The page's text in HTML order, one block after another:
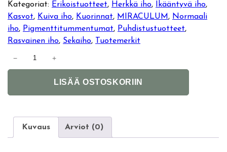
Kategoriat: Erikoistuotteet, Herkkä iho, Ikääntyvä iho
Kasvot, Kuiva iho, Kuorinnat, MIRACULUM , Normaali
iho, Pigmenttitummentumat, Puhdistustuotteet
Rasvainen iho, Sekaiho,
Tuotemerkit
u
− +
LISÄÄ OSTOSKORIIN
n
Kuvaus Arviot (0)